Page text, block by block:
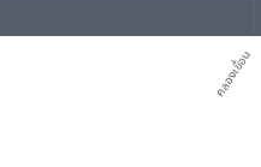
คลองเขื่อน